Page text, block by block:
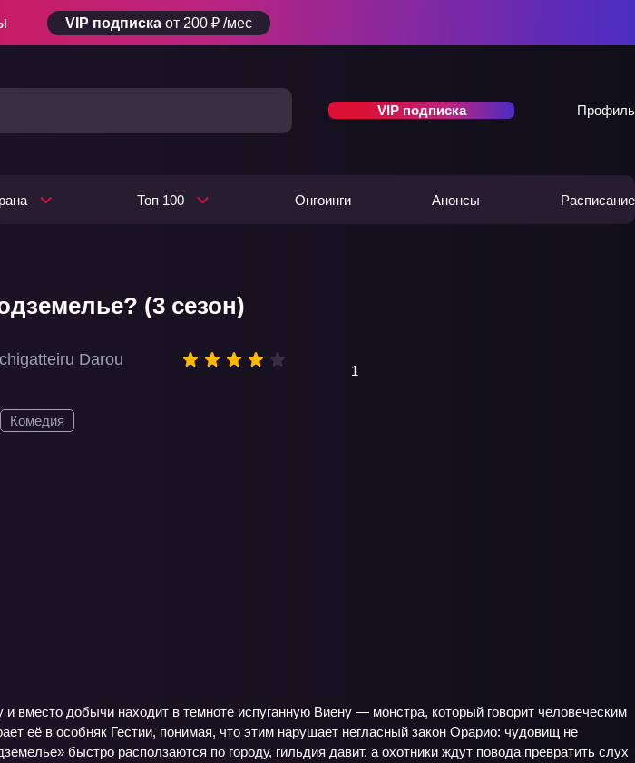
VIP подписка от 200 ₽ /мес
VIP подписка Профиль
Топ 100 Онгоинги Анонсы Расписание
(3 сезон)
Darou
1
Комедия
вместо добычи находит в темноте испуганную Виену — монстра, который говорит человеческим
её в особняк Гестии, понимая, что этим нарушает негласный закон Орарио: чудовищ не
быстро расползаются по городу, гильдия давит, а охотники ждут повода превратить слух